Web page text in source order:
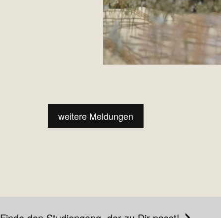
weitere Meldungen